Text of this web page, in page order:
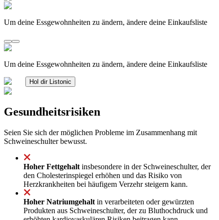
Um deine Essgewohnheiten zu ändern, ändere deine Einkaufsliste
Um deine Essgewohnheiten zu ändern, ändere deine Einkaufsliste
Hol dir Listonic
Gesundheitsrisiken
Seien Sie sich der möglichen Probleme im Zusammenhang mit
Schweineschulter bewusst.
Hoher Fettgehalt insbesondere in der Schweineschulter, der
den Cholesterinspiegel erhöhen und das Risiko von
Herzkrankheiten bei häufigem Verzehr steigern kann.
Hoher Natriumgehalt in verarbeiteten oder gewürzten
Produkten aus Schweineschulter, der zu Bluthochdruck und